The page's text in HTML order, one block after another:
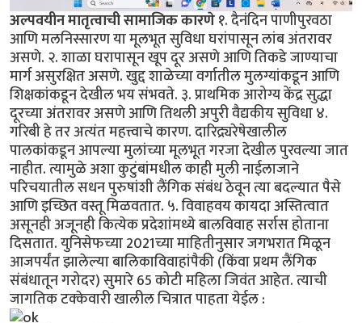
अल्पवयीन मातृत्वाची सामाजिक कारणे१. दैनंदिन पाणीपुरवठा
आणि मलनिस्सारण या मूलभूत सुविधा घरांपासून लांब अंतरावर
असणे. २. शाळा घरापासून खूप दूर असणे आणि तिकडे जाण्याचा
मार्ग असुरक्षित असणे. खुद्द शाळेच्या वर्गातील मुलग्यांकडून आणि
शिक्षकांकडून देखील भय संभवते. ३. प्राथमिक आरोग्य केंद्र सुद्धा
दूरच्या अंतरावर असणे आणि तिथली अपुरी वैद्यकीय सुविधा ४.
गरिबी हे तर अत्यंत महत्त्वाचे कारण. दारिद्र्यरेषेखालील
पालकांकडून आपल्या मुलांच्या मूलभूत गरजा देखील पुरवल्या जात
नाहीत. त्यामुळे अशा कुटुंबांमधील काही मुली नाईलाजाने
परिचयातील सधन पुरुषांशी लैंगिक संबंध ठेवून त्या बदल्यात पैसे
आणि इच्छित वस्तू मिळवतात. ५. विवाहवय कायदा अस्तित्वात
असूनही अजूनही कित्येक प्रदेशांमध्ये बालविवाह सर्रास होताना
दिसतात. युनिसेफच्या 2021च्या माहितीनुसार जगभरात मिळून
आजपर्यंत झालेल्या बालिकाविवाहांपैकी (किंवा प्रथम लैंगिक
संबंधातून गरोदर) सुमारे 65 कोटी महिला जिवंत आहेत. त्याची
जागतिक टक्केवारी खालील चित्रात पाहता येईल :